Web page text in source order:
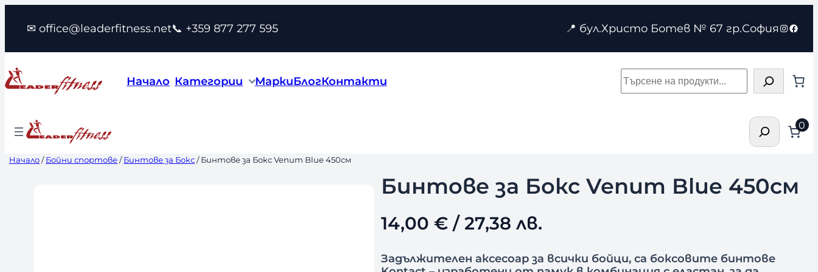
съдържанието
✉ office@leaderfitness.net📞 +359 877 277 595 📍 бул.Христо Ботев № 67 гр.София
Начало Категории МаркиБлогКонтакти Търсене
Търсене0
Начало/Бойни спортове/Бинтове за Бокс/ Бинтове за Бокс Venum Blue 450см
Бинтове за Бокс Venum Blue 450см
14,00 €/ 27,38 лв.
Задължителен аксесоар за всички бойци, са боксовите бинтове